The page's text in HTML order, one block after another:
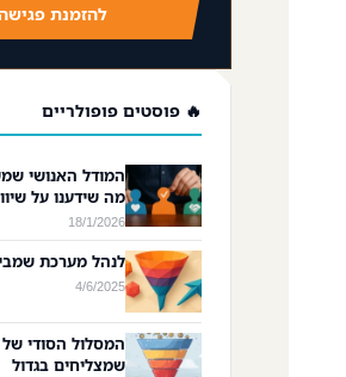
להזמנת
🔥 פוסטים פופולריים
המודל האנושי
מה שידענו על
18/1/2026
לנהל מערכת
4/6/2025
המסלול הסודי
שמצליחים בגדול